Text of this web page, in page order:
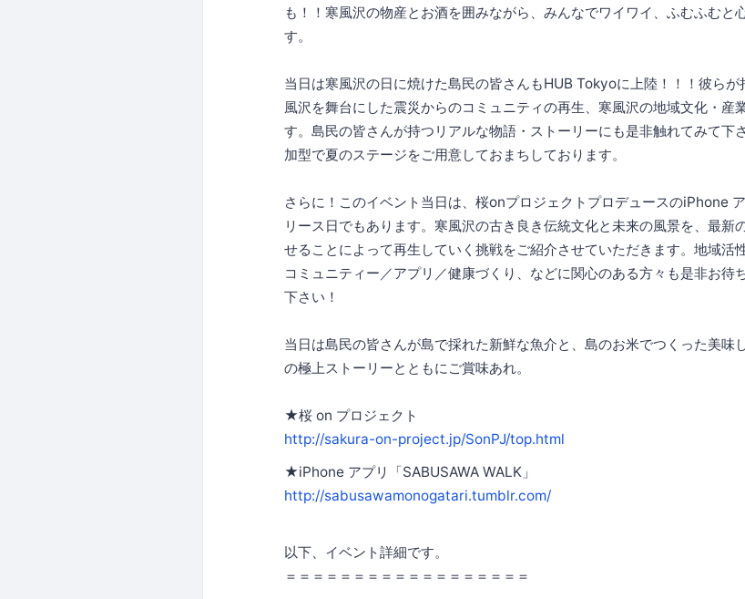
も！！寒風沢の物産とお酒を囲みながら、みんなでワイワイ、ふむふむと
す。
当日は寒風沢の日に焼けた島民の皆さんもHUB Tokyoに上陸！！！彼ら
風沢を舞台にした震災からのコミュニティの再生、寒風沢の地域文化・産
す。島民の皆さんが持つリアルな物語・ストーリーにも是非触れてみて下
加型で夏のステージをご用意しておまちしております。
さらに！このイベント当日は、桜onプロジェクトプロデュースのiPhone
リース日でもあります。寒風沢の古き良き伝統文化と未来の風景を、最新
せることによって再生していく挑戦をご紹介させていただきます。地域活
コミュニティー／アプリ／健康づくり、などに関心のある方々も是非お待
下さい！
当日は島民の皆さんが島で採れた新鮮な魚介と、島のお米でつくった美味
の極上ストーリーとともにご賞味あれ。
★桜 on プロジェクト
http://sakura-on-project.jp/SonPJ/top.html
★iPhone アプリ「SABUSAWA WALK」
http://sabusawamonogatari.tumblr.com/
以下、イベント詳細です。
＝＝＝＝＝＝＝＝＝＝＝＝＝＝＝＝＝＝